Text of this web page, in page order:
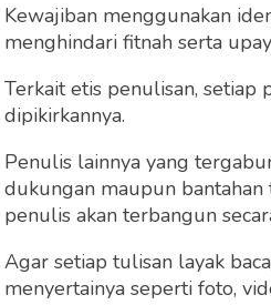
Kewajiban menggunakan
menghindari fitnah serta
Terkait etis penulisan,
dipikirkannya.
Penulis lainnya yang
dukungan maupun
penulis akan terbangun
Agar setiap tulisan layak
menyertainya seperti foto,